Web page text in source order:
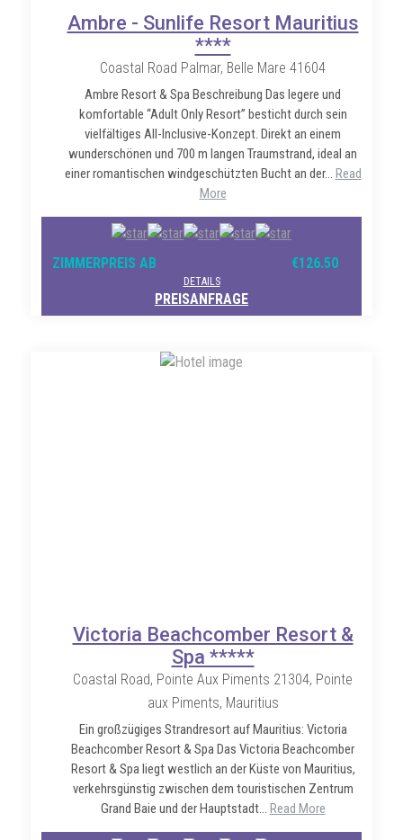
Ambre - Sunlife Resort Mauritius
****
Coastal Road Palmar, Belle Mare 41604
Ambre Resort & Spa Beschreibung Das legere und
komfortable “Adult Only Resort” besticht durch sein
vielfältiges All-Inclusive-Konzept. Direkt an einem
wunderschönen und 700 m langen Traumstrand, ideal an
einer romantischen windgeschützten Bucht an der... Read
More
ZIMMERPREIS AB €126.50
DETAILS
PREISANFRAGE
Victoria Beachcomber Resort &
Spa *****
Coastal Road, Pointe Aux Piments 21304, Pointe
aux Piments, Mauritius
Ein großzügiges Strandresort auf Mauritius: Victoria
Beachcomber Resort & Spa Das Victoria Beachcomber
Resort & Spa liegt westlich an der Küste von Mauritius,
verkehrsgünstig zwischen dem touristischen Zentrum
Grand Baie und der Hauptstadt... Read More